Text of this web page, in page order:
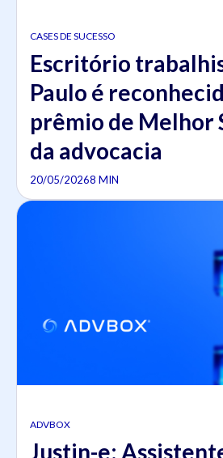
CASES DE SUCESSO
Escritório
Paulo é
prêmio de Melhor
da advocacia
20/05/20268 MIN
ADVBOX
Justin-e: